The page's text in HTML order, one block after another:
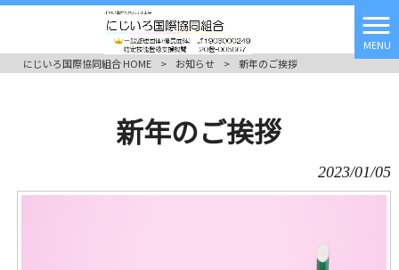
MENU
にじいろ国際協同組合 HOME
> お知らせ > 新年のご挨拶
新年のご挨拶
2023/01/05